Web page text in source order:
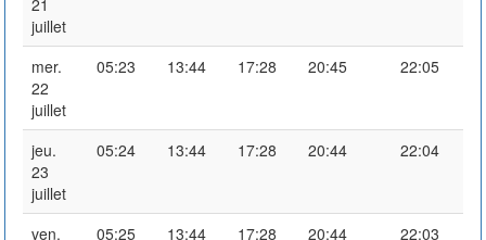
juillet
mer.
22
juillet
05:23 13:44 17:28 20:45 22:05
jeu.
23
juillet
05:24 13:44 17:28 20:44 22:04
ven.
05:25 13:44 17:28 20:44 22:03